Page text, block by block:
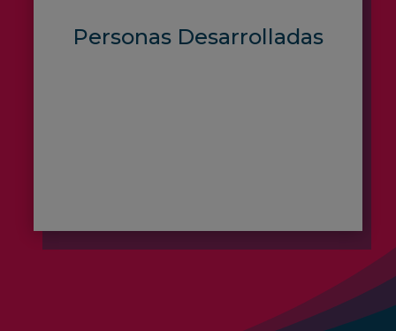
Personas Desarrolladas